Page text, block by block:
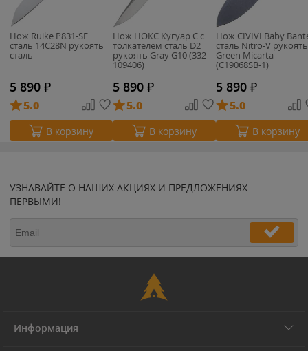
Нож Ruike P831-SF
сталь 14C28N рукоять
сталь
5 890 ₽
5.0
В корзину
Нож НОКС Кугуар С с
толкателем сталь D2
рукоять Gray G10 (332-
109406)
5 890 ₽
5.0
В корзину
Нож CIVIVI Baby
сталь Nitro-V рукоять
Green Micarta
(C19068SB-1)
5 890 ₽
5.0
В корзину
УЗНАВАЙТЕ О НАШИХ АКЦИЯХ И ПРЕДЛОЖЕНИЯХ
ПЕРВЫМИ!
Информация